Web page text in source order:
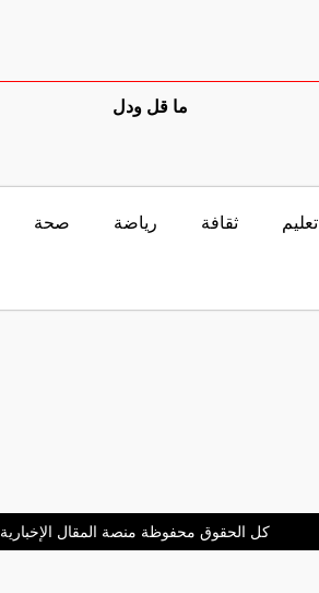
ما قل ودل
تعليم ثقافة رياضة صحة
كل الحقوق محفوظة منصة المقال الإخبارية 2024 ©